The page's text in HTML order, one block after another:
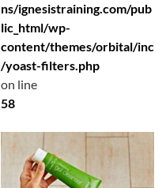
ns/ignesistraining.com/pub
lic_html/wp-
content/themes/orbital/inc
/yoast-filters.php
on line
58